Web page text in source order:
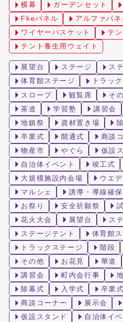
横幕
ガーデンセット
Fkeパネル
アルファパネ
ワイヤーバスケット
テ
テント養生用ウェイト
展望台 ステージ
ス
体育館ステージ
トラッ
スロープ
観覧席 そ
茶道
学習塾 講習会
地鎮祭
資材置き場
卒業式
開通式 商談
物産市
やぐら
仮設
自治体イベント
竣工式
大規模施設内会場
ウエ
マルシェ
誘導・導線確保
お祭り
安全祈願祭
花火大会
展望台
ス
ステージテント
体育館
トラックステージ
階段
その他
お花見 華道
講習会
町内会行事
除幕式
入学式 卒業式
商談コーナー
展示会
仮設スタンド
自治体イ